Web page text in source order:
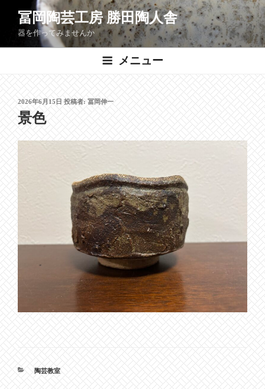
ン
へ
ス
キ
ッ
プ
冨岡陶芸工房 勝田陶人舎
器を作ってみませんか
メニュー
投
稿
日:
2026年6月15日投稿者:冨岡伸一
景色
カ
テ
陶芸教室